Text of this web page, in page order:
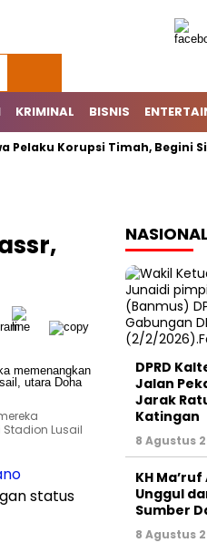
KRIMINAL BISNIS
Pelaku Korupsi Timah, Begini
Lusail
status
NASIONAL
DPRD
Jalan
Jarak
Katingan
8 Agustus
KH
Unggul
Sumber
8 Agustus